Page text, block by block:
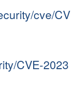
cve/CV
CVE-2023